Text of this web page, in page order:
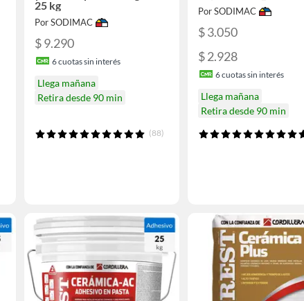
25 kg
Por SODIMAC
$ 9.290
6cuotas sin interés
Llega mañana
Retira desde 90 min
(88)
Por SODIMAC
$ 3.050
$ 2.928
6cuotas sin interés
Llega mañana
Retira desde 90 min